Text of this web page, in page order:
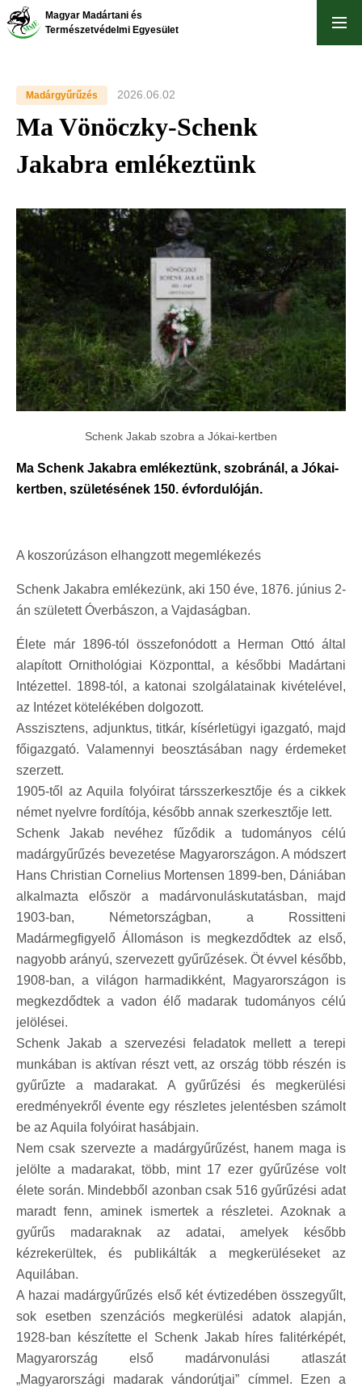
Ugrás
Magyar Madártani és
Természetvédelmi Egyesület
Madárgyűrűzés 2026.06.02
Ma Vönöczky-Schenk
Jakabra emlékeztünk
Schenk Jakab szobra a Jókai-kertben
Ma Schenk Jakabra emlékeztünk, szobránál, a Jókai-
kertben, születésének 150. évfordulóján.
A koszorúzáson elhangzott megemlékezés
Schenk Jakabra emlékezünk, aki 150 éve, 1876. június 2-
án született Óverbászon, a Vajdaságban.
Élete már 1896-tól összefonódott a Herman Ottó által
alapított Ornithológiai Központtal, a későbbi Madártani
Intézettel. 1898-tól, a katonai szolgálatainak kivételével,
az Intézet kötelékében dolgozott.
Asszisztens, adjunktus, titkár, kísérletügyi igazgató, majd
főigazgató. Valamennyi beosztásában nagy érdemeket
szerzett.
1905-től az Aquila folyóirat társszerkesztője és a cikkek
német nyelvre fordítója, később annak szerkesztője lett.
Schenk Jakab nevéhez fűződik a tudományos célú
madárgyűrűzés bevezetése Magyarországon. A módszert
Hans Christian Cornelius Mortensen 1899-ben, Dániában
alkalmazta először a madárvonuláskutatásban, majd
1903-ban, Németországban, a Rossitteni
Madármegfigyelő Állomáson is megkezdődtek az első,
nagyobb arányú, szervezett gyűrűzések. Öt évvel később,
1908-ban, a világon harmadikként, Magyarországon is
megkezdődtek a vadon élő madarak tudományos célú
jelölései.
Schenk Jakab a szervezési feladatok mellett a terepi
munkában is aktívan részt vett, az ország több részén is
gyűrűzte a madarakat. A gyűrűzési és megkerülési
eredményekről évente egy részletes jelentésben számolt
be az Aquila folyóirat hasábjain.
Nem csak szervezte a madárgyűrűzést, hanem maga is
jelölte a madarakat, több, mint 17 ezer gyűrűzése volt
élete során. Mindebből azonban csak 516 gyűrűzési adat
maradt fenn, aminek ismertek a részletei. Azoknak a
gyűrűs madaraknak az adatai, amelyek később
kézrekerültek, és publikálták a megkerüléseket az
Aquilában.
A hazai madárgyűrűzés első két évtizedében összegyűlt,
sok esetben szenzációs megkerülési adatok alapján,
1928-ban készítette el Schenk Jakab híres falitérképét,
Magyarország első madárvonulási atlaszát
„Magyarországi madarak vándorútjai” címmel. Ezen a